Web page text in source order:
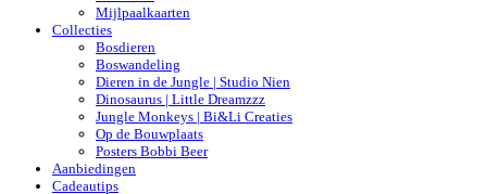
Mijlpaalkaarten
Collecties
Bosdieren
Boswandeling
Dieren in de Jungle | Studio Nien
Dinosaurus | Little Dreamzzz
Jungle Monkeys | Bi&Li Creaties
Op de Bouwplaats
Posters Bobbi Beer
Aanbiedingen
Cadeautips